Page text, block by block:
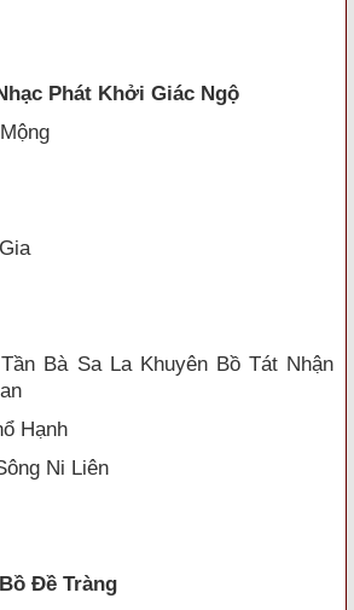
Phát Khởi Giác Ngộ
Bà Sa La Khuyên Bồ Tát Nhận
Hạnh
Ni Liên
Đề Tràng